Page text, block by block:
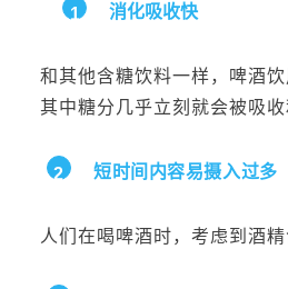
1 消化吸收快
和其他含糖饮料一样，啤酒
其中糖分几乎立刻就会被吸
2 短时间内容易摄入过多
人们在喝啤酒时，考虑到酒